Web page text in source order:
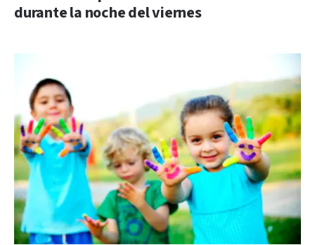
durante la noche del viernes